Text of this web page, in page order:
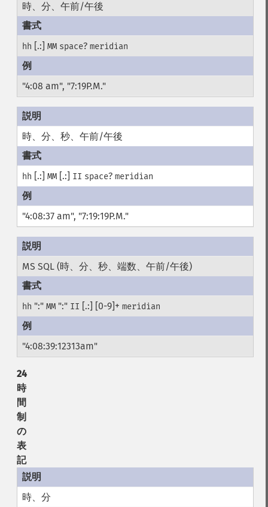
時、分、午前/午後
hh [.:] MM space? meridian
"4:08 am", "7:19P.M."
時、分、秒、午前/午後
hh [.:] MM[.:] II space? meridian
"4:08:37 am", "7:19:19P.M."
MS SQL (時、分、秒、端数、午前/午後)
hh ":" MM":" II [.:] [0-9]+ meridian
"4:08:39:12313am"
24
時
間
制
の
表
記
時、分